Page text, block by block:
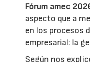
Fórum amec
aspecto que a
en los procesos
empresarial: la
Según nos